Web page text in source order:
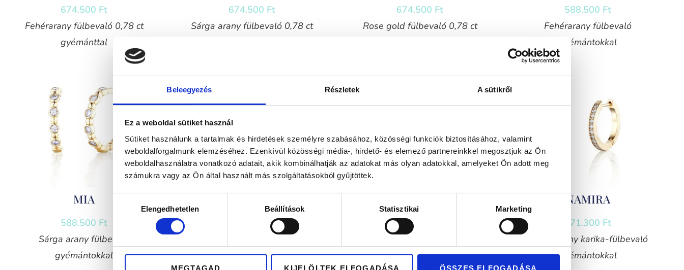
Beleegyezés Részletek A sütikről
Ez a weboldal sütiket használ
Sütiket használunk a tartalmak és hirdetések személyre szabásához, közösségi funkciók biztosításához, valamint
weboldalforgalmunk elemzéséhez. Ezenkívül közösségi média-, hirdető- és elemező partnereinkkel megosztjuk az Ön
weboldalhasználatra vonatkozó adatait, akik kombinálhatják az adatokat más olyan adatokkal, amelyeket Ön adott meg
számukra vagy az Ön által használt más szolgáltatásokból gyűjtöttek.
kiválasztásaElengedhetetlen Beállítások Statisztikai Marketing
MEGTAGAD KIJELÖLTEK ELFOGADÁSA ÖSSZES ELFOGADÁSA
674.500 Ft
Fehérarany fülbevaló 0,78 ct
gyémánttal
674.500 Ft
Sárga arany fülbevaló 0,78 ct
674.500 Ft
Rose gold fülbevaló 0,78 ct
588.500 Ft
Fehérarany fülbevaló
gyémántokkal
MIA
588.500 Ft
Sárga arany fülbevaló
gyémántokkal
Ft
gyémántokkal
471.300
gyémántokkal
NAMIRA
471.300 Ft
Sárga arany karika-fülbevaló
gyémántokkal